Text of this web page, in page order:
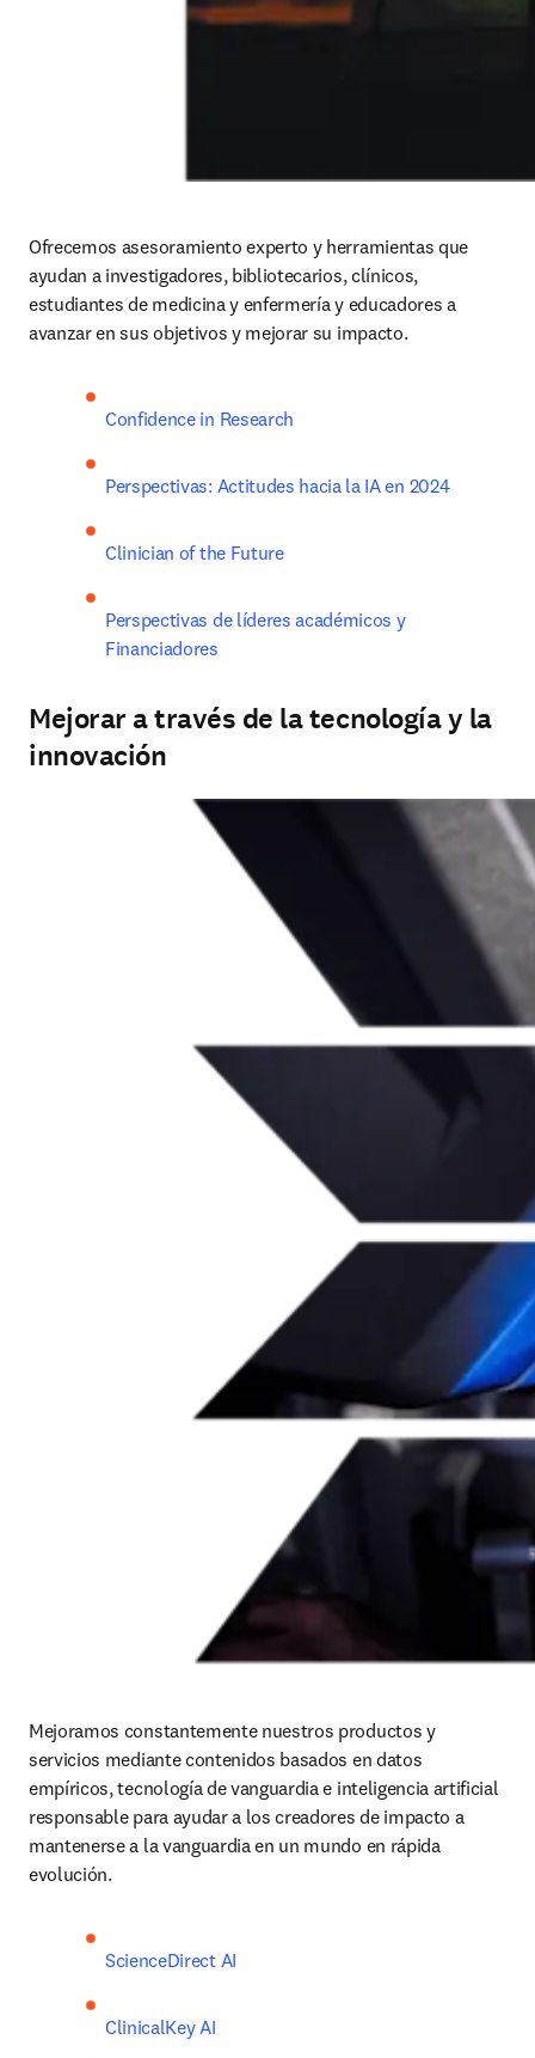
Ofrecemos asesoramiento experto y herramientas que
ayudan a investigadores, bibliotecarios, clínicos,
estudiantes de medicina y enfermería y educadores a
avanzar en sus objetivos y mejorar su impacto.
Confidence in Research
Perspectivas: Actitudes hacia la IA en 2024
Clinician of the Future
Perspectivas de líderes académicos y
Financiadores
Mejorar a través de la tecnología y la
innovación
Mejoramos constantemente nuestros productos y
servicios mediante contenidos basados en datos
empíricos, tecnología de vanguardia e inteligencia artificial
responsable para ayudar a los creadores de impacto a
mantenerse a la vanguardia en un mundo en rápida
evolución.
ScienceDirect AI
ClinicalKey AI